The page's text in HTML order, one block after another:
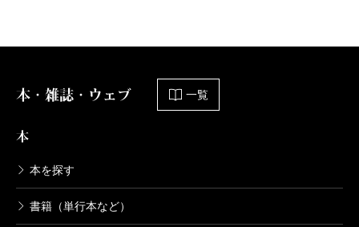
本・雑誌・ウェブ 一覧
本
本を探す
書籍（単行本など）